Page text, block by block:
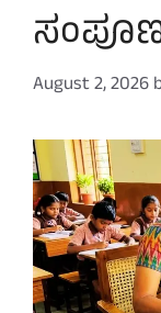
August 2, 2026